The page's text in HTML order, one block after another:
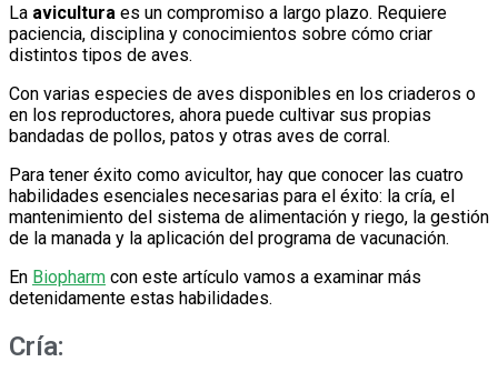
La avicultura es un compromiso a largo plazo. Requiere
paciencia, disciplina y conocimientos sobre cómo criar
distintos tipos de aves.
Con varias especies de aves disponibles en los criaderos o
en los reproductores, ahora puede cultivar sus propias
bandadas de pollos, patos y otras aves de corral.
Para tener éxito como avicultor, hay que conocer las cuatro
habilidades esenciales necesarias para el éxito: la cría, el
mantenimiento del sistema de alimentación y riego, la gestión
de la manada y la aplicación del programa de vacunación.
En Biopharm con este artículo vamos a examinar más
detenidamente estas habilidades.
Cría: